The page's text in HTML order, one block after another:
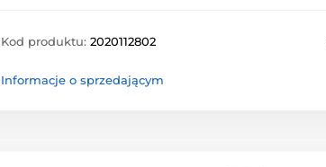
Kod produktu: 2020112802
Informacje o sprzedającym